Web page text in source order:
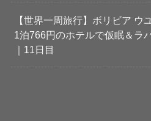
【世界一周旅行】ボリビア ウ
1泊766円のホテルで仮眠＆ラ
｜11日目